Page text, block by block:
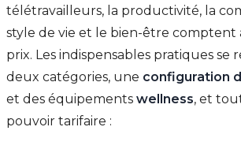
télétravailleurs, la productivité, la
style de vie et le bien-être
prix. Les indispensables pratiques
deux catégories, une configuration
et des équipements wellness, et
pouvoir tarifaire :